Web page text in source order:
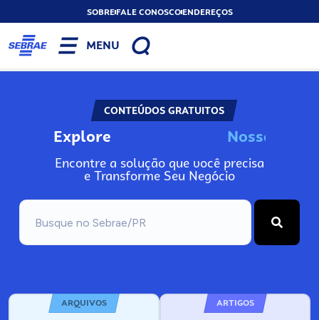
SOBREFALE CONOSCOENDEREÇOS
MENU
CONTEÚDOS GRATUITOS
Explore No
Encontre a solução que você precisa
e Transforme Seu Negócio
ARQUIVOS ARTIGOS